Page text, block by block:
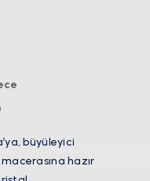
büyüleyici
hazır